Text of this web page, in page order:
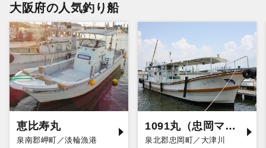
大阪府の人気釣り船
恵比寿丸
泉南郡岬町／淡輪漁港
1091丸（忠岡マリーナ店）
泉北郡忠岡町／大津川